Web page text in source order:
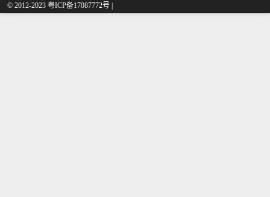
© 2012-2023 粤ICP备17087772号